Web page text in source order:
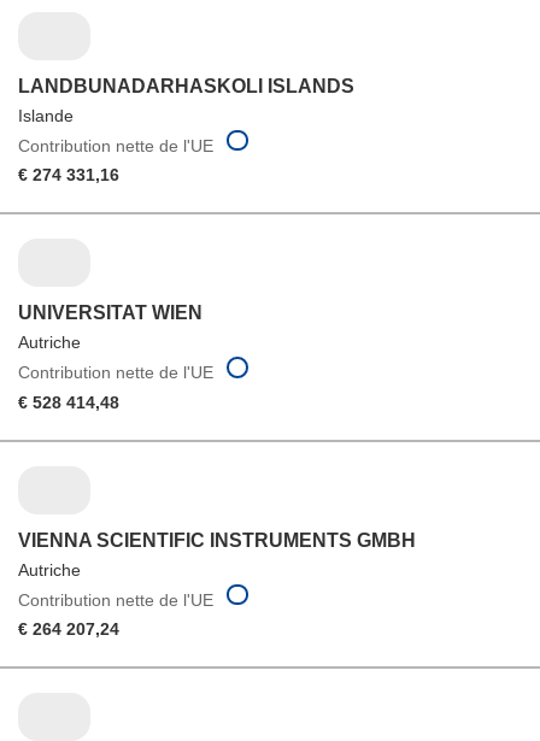
LANDBUNADARHASKOLI ISLANDS
Islande
Contribution nette de l'UE
€ 274 331,16
UNIVERSITAT WIEN
Autriche
Contribution nette de l'UE
€ 528 414,48
VIENNA SCIENTIFIC INSTRUMENTS GMBH
Autriche
Contribution nette de l'UE
€ 264 207,24